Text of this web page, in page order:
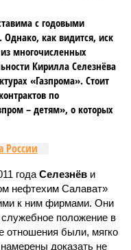
с годовыми
как видится, иск
многочисленных
Кирилла Селезнёва
«Газпрома». Стоит
по
– детям», о которых
России
года Селезнёв и
нефтехим Салават»
к ним фирмами. Они
служебное положение в
отношения были, мягко
доказать не